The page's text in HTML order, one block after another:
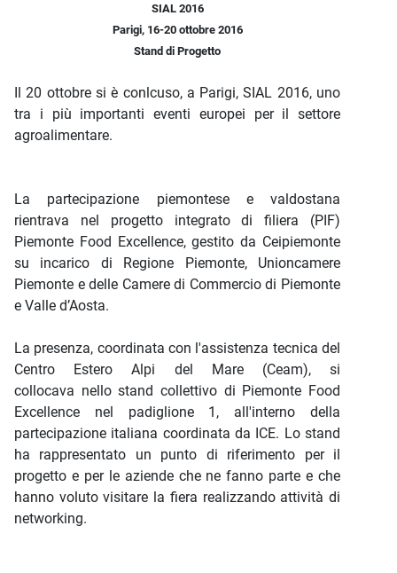
SIAL 2016
Parigi, 16-20 ottobre 2016
Stand di Progetto
Il 20 ottobre si è conlcuso, a Parigi, SIAL 2016, uno
tra i più importanti eventi europei per il settore
agroalimentare.
La partecipazione piemontese e valdostana
rientrava nel progetto integrato di filiera (PIF)
Piemonte Food Excellence, gestito da Ceipiemonte
su incarico di Regione Piemonte, Unioncamere
Piemonte e delle Camere di Commercio di Piemonte
e Valle d’Aosta.
La presenza, coordinata con l'assistenza tecnica del
Centro Estero Alpi del Mare (Ceam), si
collocava nello stand collettivo di Piemonte Food
Excellence nel padiglione 1, all'interno della
partecipazione italiana coordinata da ICE. Lo stand
ha rappresentato un punto di riferimento per il
progetto e per le aziende che ne fanno parte e che
hanno voluto visitare la fiera realizzando attività di
networking.